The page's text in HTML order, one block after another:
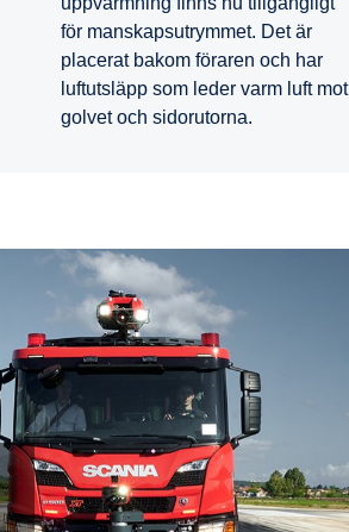
för manskapsutrymmet. Det är
placerat bakom föraren och har
luftutsläpp som leder varm luft mot
golvet och sidorutorna.